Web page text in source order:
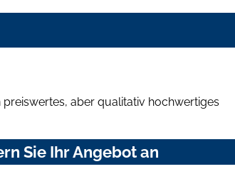
aber qualitativ hochwertiges
Sie Ihr Angebot an